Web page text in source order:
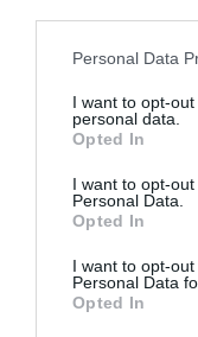
Please note that
not limited to your
grant or deny
use your data for
consent section.
Personal Data
I want to opt-
personal data.
Opted In
I want to opt-
Personal Data.
Opted In
I want to opt-
Personal Data
Opted In
ΝΟΡΒΗΓΙΑ